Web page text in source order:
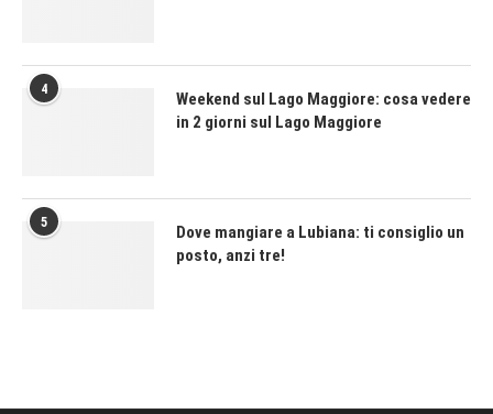
4
Weekend sul Lago Maggiore: cosa vedere
in 2 giorni sul Lago Maggiore
5
Dove mangiare a Lubiana: ti consiglio un
posto, anzi tre!